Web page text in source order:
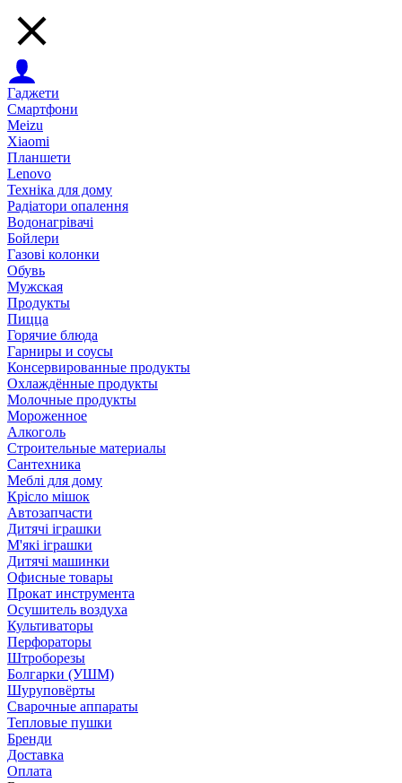
Гаджети
Смартфони
Meizu
Xiaomi
Планшети
Lenovo
Техніка для дому
Радіатори опалення
Водонагрівачі
Бойлери
Газові колонки
Обувь
Мужская
Продукты
Пицца
Горячие блюда
Гарниры и соусы
Консервированные продукты
Охлаждённые продукты
Молочные продукты
Мороженное
Алкоголь
Строительные материалы
Сантехника
Меблі для дому
Крісло мішок
Автозапчасти
Дитячі іграшки
М'які іграшки
Дитячі машинки
Офисные товары
Прокат инструмента
Осушитель воздуха
Культиваторы
Перфораторы
Штроборезы
Болгарки (УШМ)
Шуруповёрты
Сварочные аппараты
Тепловые пушки
Бренди
Доставка
Оплата